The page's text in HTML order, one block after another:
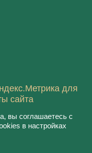
© 2021, ООО "РЮЭ"
соглашение
для
сайта
вы соглашаетесь с
в настройках